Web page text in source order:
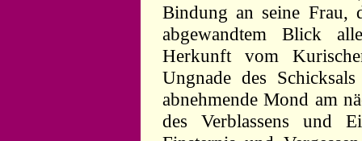
Bindung an seine Frau,
abgewandtem Blick
Herkunft vom
Ungnade des
abnehmende Mond am
des Verblassens und